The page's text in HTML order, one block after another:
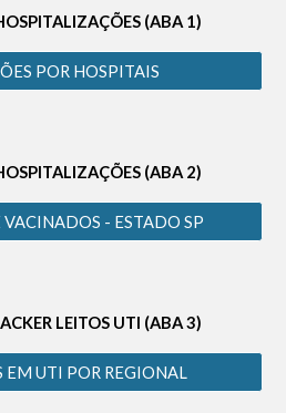
(ABA 1)
POR HOSPITAIS
(ABA 2)
VACINADOS - ESTADO SP
LEITOS UTI (ABA 3)
EM UTI POR REGIONAL